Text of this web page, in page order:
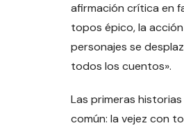
afirmación crítica en
topos épico, la acción
personajes se
todos los cuentos».
Las primeras
común: la vejez con